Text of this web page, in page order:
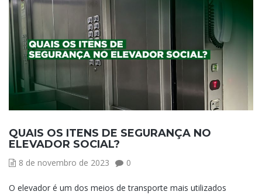
QUAIS OS ITENS DE SEGURANÇA NO
ELEVADOR SOCIAL?
8 de novembro de 2023 0
O elevador é um dos meios de transporte mais utilizados